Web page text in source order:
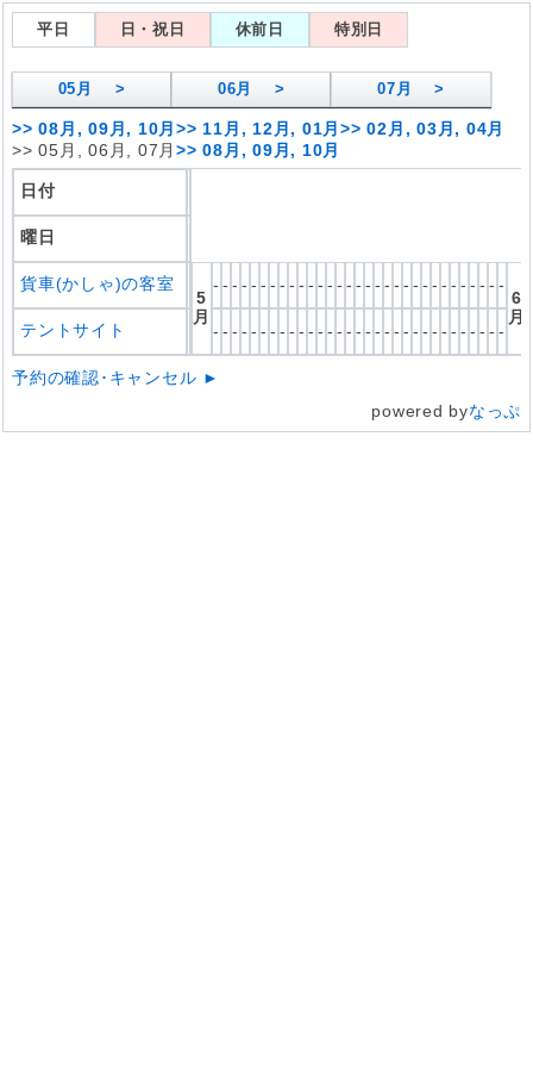
平日 日・祝日 休前日 特別日
05月 > 06月 > 07月 >
>>08月, 09月, 10月 >> 11月, 12月, 01月 >>02月, 03月, 04月
>>05月, 06月, 07月 >>08月, 09月, 10月
日付
曜日
貨車(かしゃ)の客室
5
月
- - - - - - - - - - - - - - - - - - - - - - - - - - - - - - -
6
月
テントサイト - - - - - - - - - - - - - - - - - - - - - - - - - - - - - - -
予約の確認･キャンセル ►
powered byなっぷ